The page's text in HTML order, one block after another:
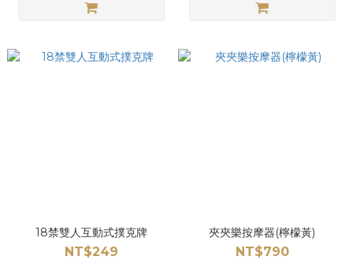
18禁雙人互動式撲克牌
NT$249
夾夾樂按摩器(檸檬黃)
NT$790